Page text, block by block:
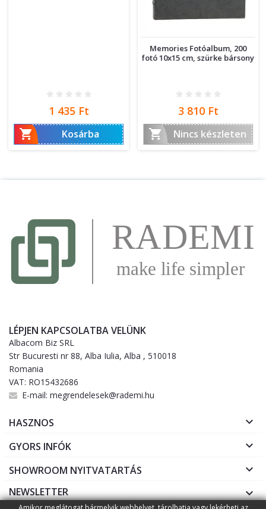
Ár
1 435 Ft

Kosárba
Memories Fotóalbum, 200
fotó 10x15 cm, szürke bársony
Ár
3 810 Ft

Nincs készleten
LÉPJEN KAPCSOLATBA VELÜNK
Albacom Biz SRL
Str Bucuresti nr 88, Alba Iulia, Alba , 510018
Romania
VAT: RO15432686
E-mail: megrendelesek@rademi.hu
HASZNOS 
GYORS INFÓK 
SHOWROOM NYITVATARTÁS 
NEWSLETTER 